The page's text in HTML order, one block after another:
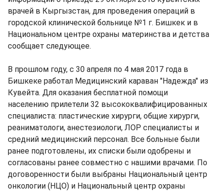
врачей в Кыргызстан, для проведения операций в
городской клинической больнице №1 г. Бишкек и в
Национальном центре охраны материнства и детства
сообщает следующее.
В прошлом году, с 30 апреля по 4 мая 2017 года в
Бишкеке работал Медицинский караван "Надежда" из
Кувейта. Для оказания бесплатной помощи
населению прилетели 32 высококвалифицированных
специалиста: пластические хирурги, общие хирурги,
реаниматологи, анестезиологи, ЛОР специалисты и
средний медицинский персонал. Все больные были
ранее подготовлены, их списки были одобрены и
согласованы ранее совместно с нашими врачами. По
договоренности были выбраны Национальный центр
онкологии (НЦО) и Национальный центр охраны